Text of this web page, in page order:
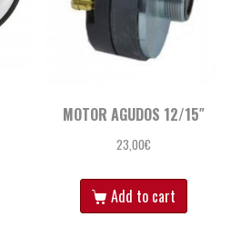
MOTOR AGUDOS 12/15″
23,00€
Add to cart